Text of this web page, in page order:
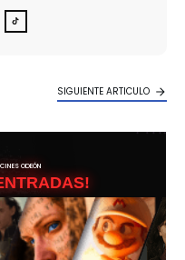
SIGUIENTE ARTICULO
ODEÓN